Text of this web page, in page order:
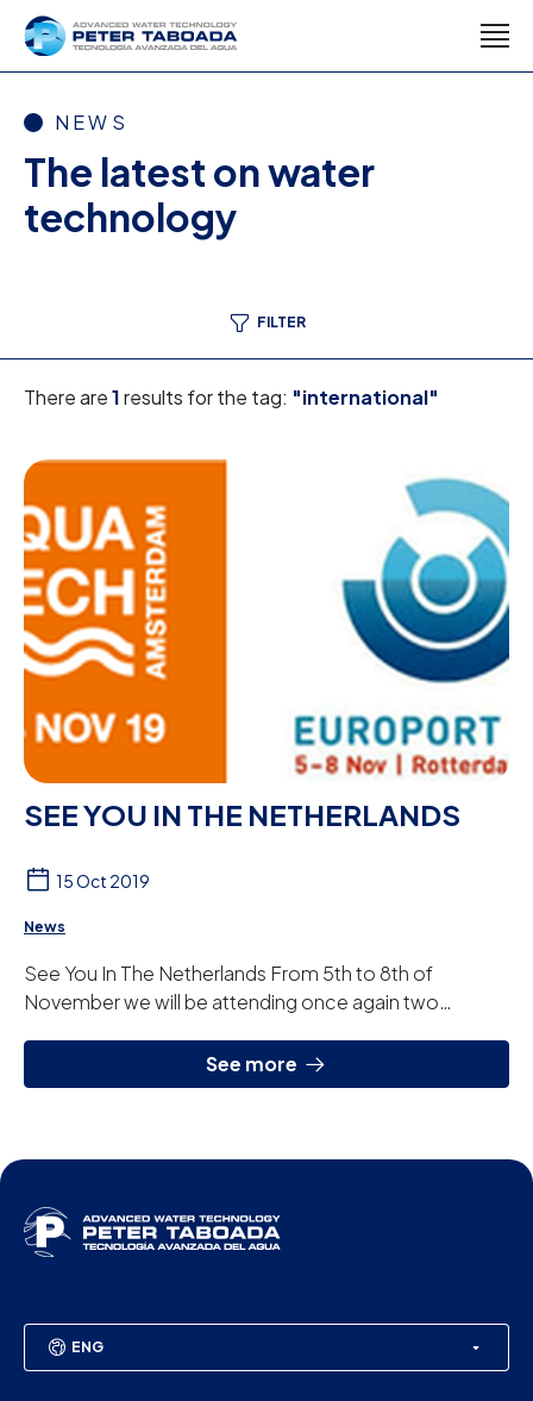
NEWS
The latest on water
technology
FILTER
There are1results for the tag: "international"
SEE YOU IN THE NETHERLANDS
15 Oct 2019
News
See You In The Netherlands From 5th to 8th of
November we will be attending once again two
See more
ENG